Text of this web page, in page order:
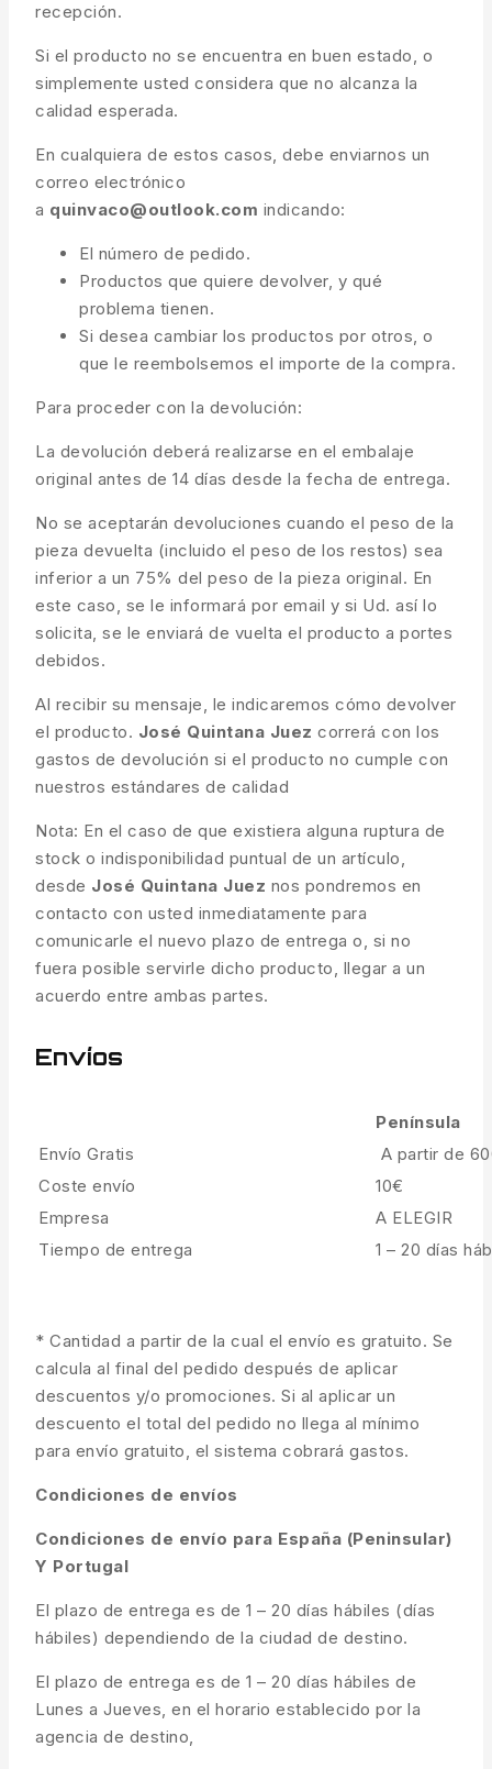
recepción.
Si el producto no se encuentra en buen estado, o
simplemente usted considera que no alcanza la
calidad esperada.
En cualquiera de estos casos, debe enviarnos un
correo electrónico
a quinvaco@outlook.com indicando:
El número de pedido.
Productos que quiere devolver, y qué
problema tienen.
Si desea cambiar los productos por otros, o
que le reembolsemos el importe de la compra.
Para proceder con la devolución:
La devolución deberá realizarse en el embalaje
original antes de 14 días desde la fecha de entrega.
No se aceptarán devoluciones cuando el peso de la
pieza devuelta (incluido el peso de los restos) sea
inferior a un 75% del peso de la pieza original. En
este caso, se le informará por email y si Ud. así lo
solicita, se le enviará de vuelta el producto a portes
debidos.
Al recibir su mensaje, le indicaremos cómo devolver
el producto. José Quintana Juez correrá con los
gastos de devolución si el producto no cumple con
nuestros estándares de calidad
Nota: En el caso de que existiera alguna ruptura de
stock o indisponibilidad puntual de un artículo,
desde José Quintana Juez nos pondremos en
contacto con usted inmediatamente para
comunicarle el nuevo plazo de entrega o, si no
fuera posible servirle dicho producto, llegar a un
acuerdo entre ambas partes.
Envíos
Península
Envío Gratis
A partir de
Coste envío
10€
Empresa
A ELEGIR
Tiempo de entrega
1 – 20 días
* Cantidad a partir de la cual el envío es gratuito. Se
calcula al final del pedido después de aplicar
descuentos y/o promociones. Si al aplicar un
descuento el total del pedido no llega al mínimo
para envío gratuito, el sistema cobrará gastos.
Condiciones de envíos
Condiciones de envío para España (Peninsular)
Y Portugal
El plazo de entrega es de 1 – 20 días hábiles (días
hábiles) dependiendo de la ciudad de destino.
El plazo de entrega es de 1 – 20 días hábiles de
Lunes a Jueves, en el horario establecido por la
agencia de destino,